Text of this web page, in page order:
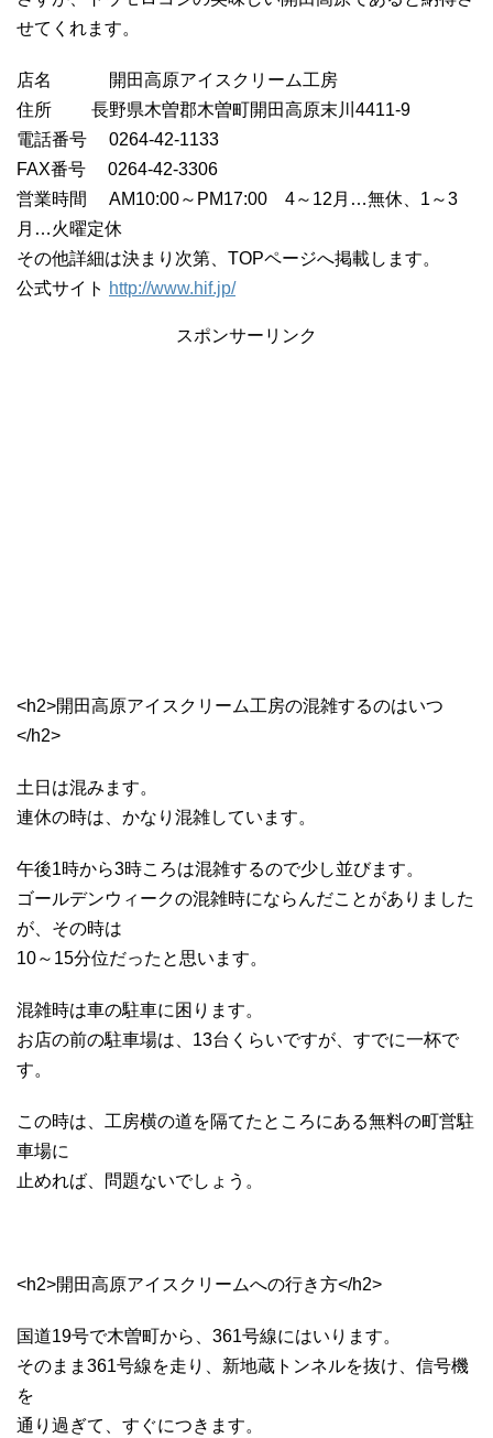
せてくれます。
店名 開田高原アイスクリーム工房
住所 長野県木曽郡木曽町開田高原末川4411-9
電話番号 0264-42-1133
FAX番号 0264-42-3306
営業時間 AM10:00～PM17:00 4～12月…無休、1～3
月…火曜定休
その他詳細は決まり次第、TOPページへ掲載します。
公式サイト http://www.hif.jp/
スポンサーリンク
<h2>開田高原アイスクリーム工房の混雑するのはいつ
</h2>
土日は混みます。
連休の時は、かなり混雑しています。
午後1時から3時ころは混雑するので少し並びます。
ゴールデンウィークの混雑時にならんだことがありました
が、その時は
10～15分位だったと思います。
混雑時は車の駐車に困ります。
お店の前の駐車場は、13台くらいですが、すでに一杯で
す。
この時は、工房横の道を隔てたところにある無料の町営駐
車場に
止めれば、問題ないでしょう。
<h2>開田高原アイスクリームへの行き方</h2>
国道19号で木曽町から、361号線にはいります。
そのまま361号線を走り、新地蔵トンネルを抜け、信号機
を
通り過ぎて、すぐにつきます。